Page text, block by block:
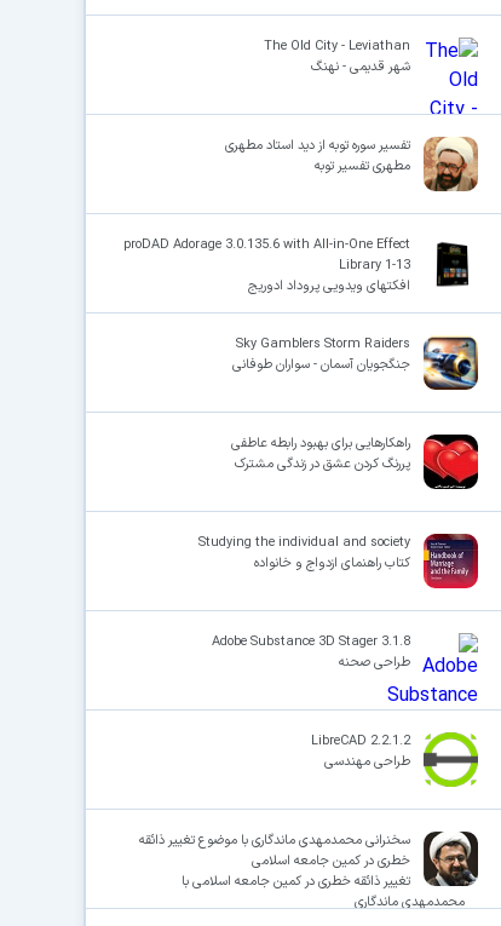
The Old City - Leviathan
شهر قدیمی - نهنگ
تفسیر سوره توبه از دید استاد مطهری
مطهری تفسیر توبه
proDAD Adorage 3.0.135.6 with All-in-One Effect
Library 1-13
افکتهای ویدویی پروداد ادوریج
Sky Gamblers Storm Raiders
جنگجویان آسمان - سواران طوفانی
راهکارهایی برای بهبود رابطه عاطفی
پررنگ کردن عشق در زندگی مشترک
Studying the individual and society
کتاب راهنمای ازدواج و خانواده
Adobe Substance 3D Stager 3.1.8
طراحی صحنه
LibreCAD 2.2.1.2
طراحی مهندسی
سخنرانی محمدمهدی ماندگاری با موضوع تغییر ذائقه
خطری در کمین جامعه اسلامی
تغییر ذائقه خطری در کمین جامعه اسلامی با
محمدمهدی ماندگاری